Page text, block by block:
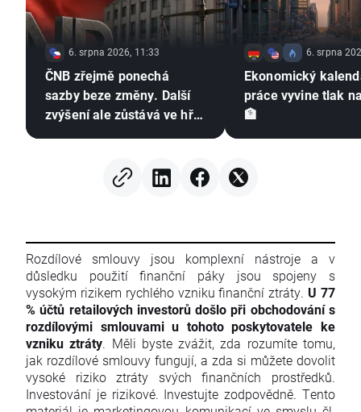
6. srpna 2026, 11:33
ČNB zřejmě ponechá
sazby beze změny. Další
zvýšení ale zůstává ve hře
6. srpna
Ekonomický
práce vyvine tlak
🏦
Rozdílové smlouvy jsou komplexní nástroje a v
důsledku použití finanční páky jsou spojeny s
vysokým rizikem rychlého vzniku finanční ztráty. U 77
% účtů retailových investorů došlo při obchodování s
rozdílovými smlouvami u tohoto poskytovatele ke
vzniku ztráty. Měli byste zvážit, zda rozumíte tomu,
jak rozdílové smlouvy fungují, a zda si můžete dovolit
vysoké riziko ztráty svých finančních prostředků.
Investování je rizikové. Investujte zodpovědně. Tento